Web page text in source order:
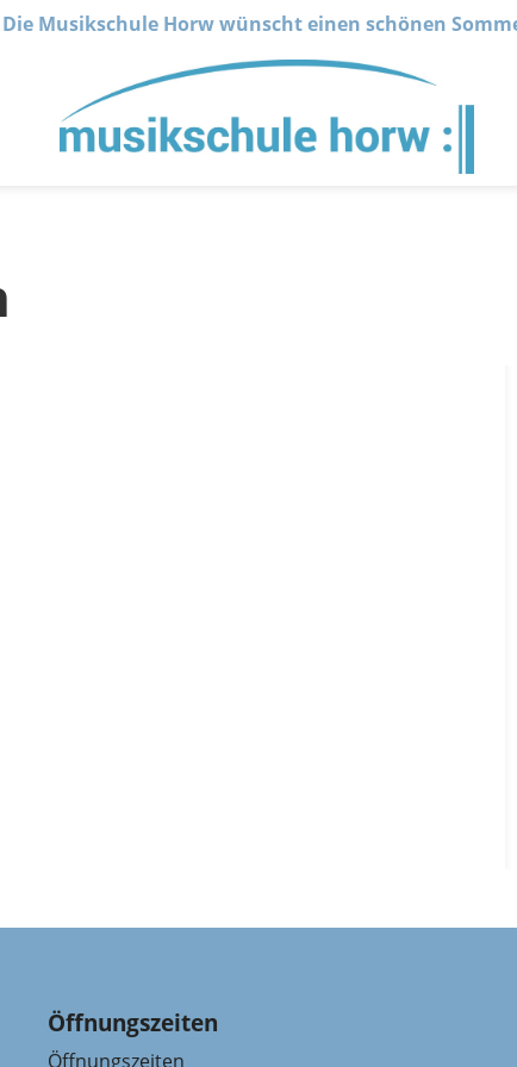
Die Musikschule Horw wünscht einen schönen
Öffnungszeiten
Öffnungszeiten